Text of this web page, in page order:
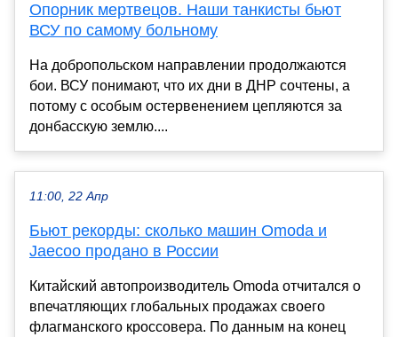
Опорник мертвецов. Наши танкисты бьют
ВСУ по самому больному
На добропольском направлении продолжаются
бои. ВСУ понимают, что их дни в ДНР сочтены, а
потому с особым остервенением цепляются за
донбасскую землю....
11:00, 22 Апр
Бьют рекорды: сколько машин Omoda и
Jaecoo продано в России
Китайский автопроизводитель Omoda отчитался о
впечатляющих глобальных продажах своего
флагманского кроссовера. По данным на конец